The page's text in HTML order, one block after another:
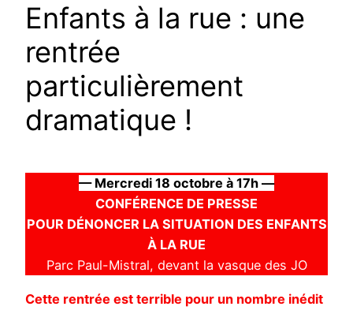
Enfants à la rue : une
rentrée
particulièrement
dramatique !
— Mercredi 18 octobre à 17h —
CONFÉRENCE DE PRESSE
POUR DÉNONCER LA SITUATION DES ENFANTS
À LA RUE
Parc Paul-Mistral, devant la vasque des JO
Cette rentrée est terrible pour un nombre inédit